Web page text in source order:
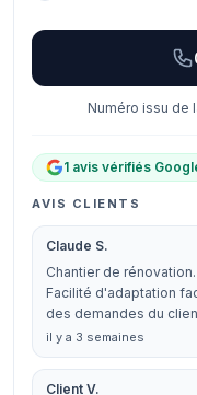
Numéro issu de
1 avis vérifiés
AVIS CLIENTS
Claude S.
Chantier de
Facilité d'adaptation
des demandes du
il y a 3 semaines
Client V.